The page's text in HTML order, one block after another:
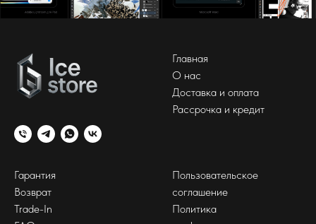
Главная
О нас
Доставка и оплата
Рассрочка и кредит
Гарантия
Возврат
Trade-In
Пользовательское
соглашение
Политика